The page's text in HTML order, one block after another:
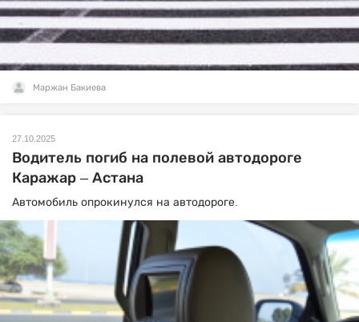
Маржан Бакиева
27.10.2025
Водитель погиб на полевой автодороге
Каражар – Астана
Автомобиль опрокинулся на автодороге.